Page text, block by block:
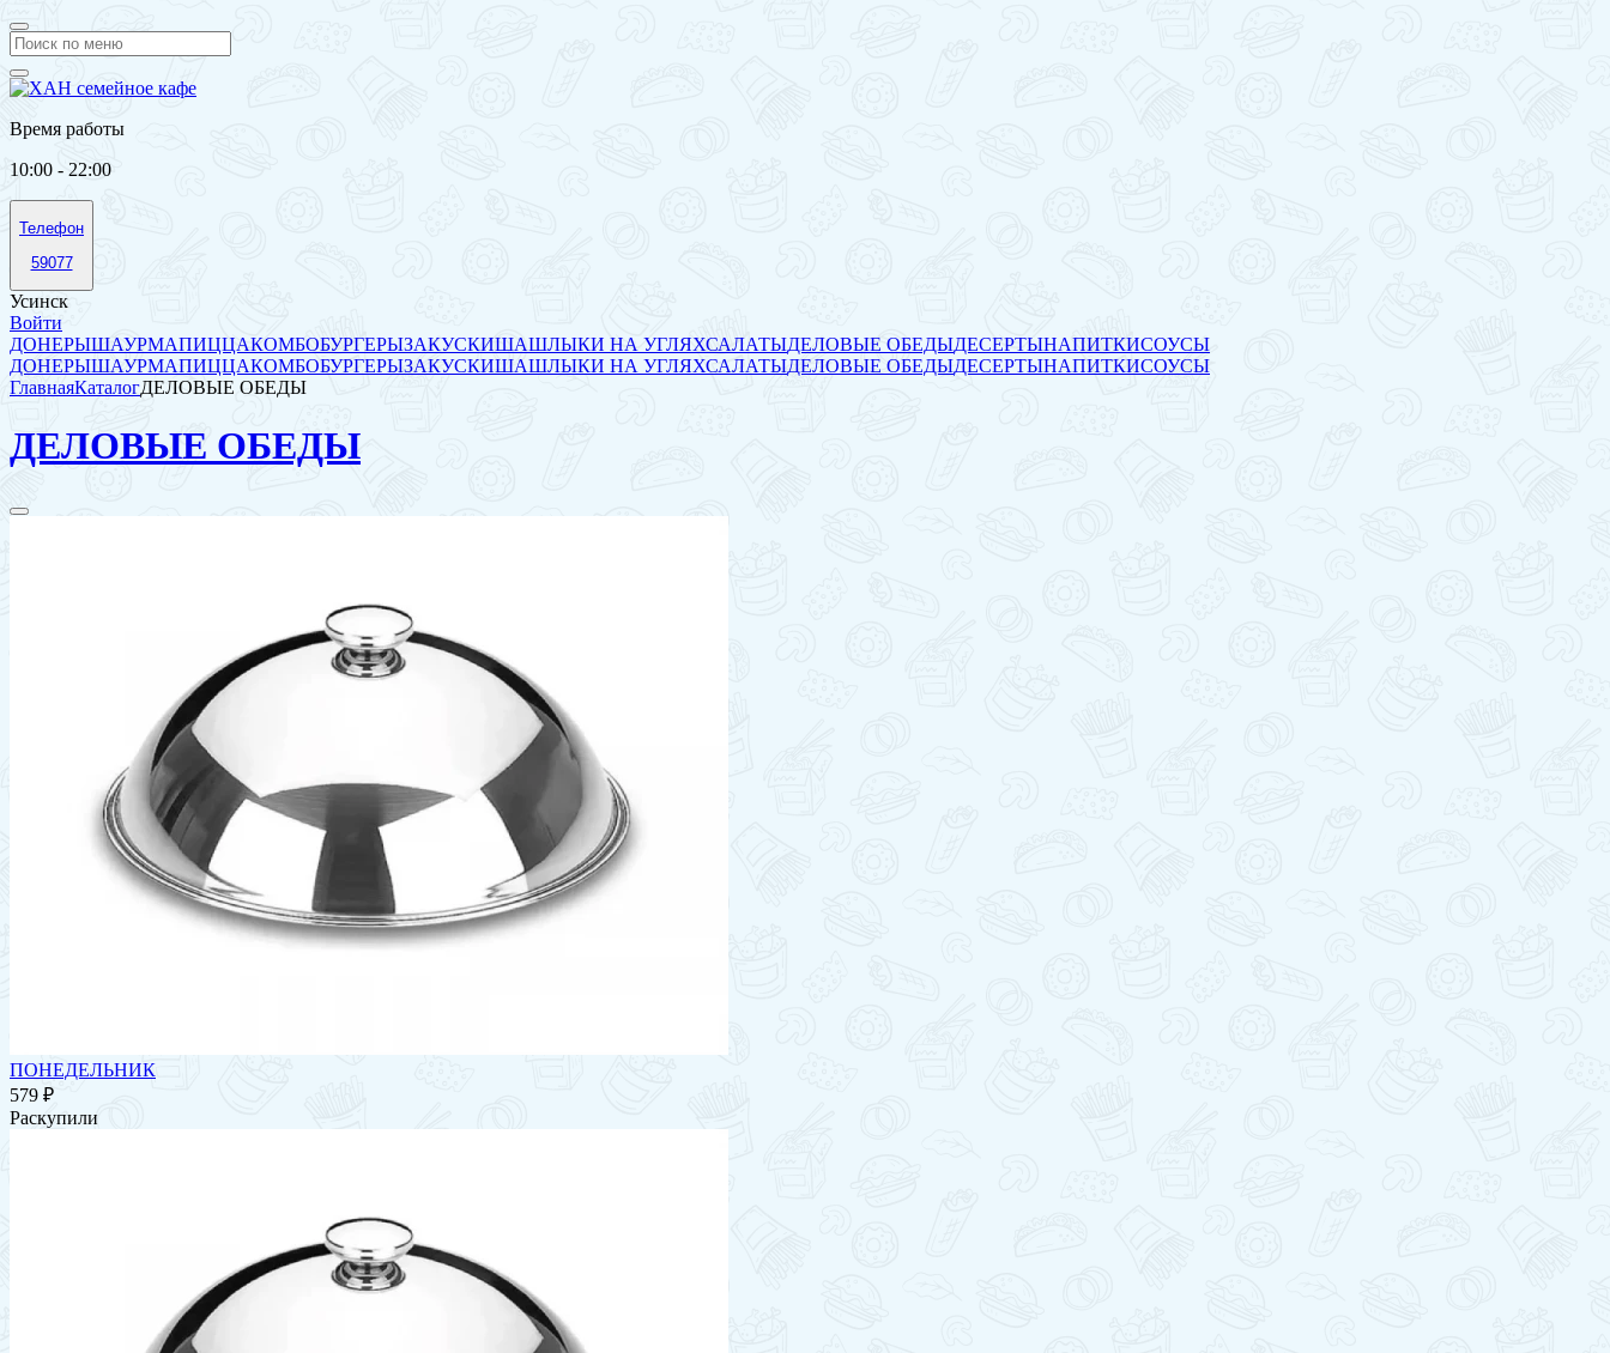
Время работы
10:00 - 22:00
Телефон
59077
Усинск
Войти
ДОНЕРЫШАУРМАПИЦЦАКОМБОБУРГЕРЫЗАКУСКИШАШЛЫКИ НА УГЛЯХСАЛАТЫДЕЛОВЫЕ ОБЕДЫДЕСЕРТЫНАПИТКИСОУСЫ
ДОНЕРЫШАУРМАПИЦЦАКОМБОБУРГЕРЫЗАКУСКИШАШЛЫКИ НА УГЛЯХСАЛАТЫДЕЛОВЫЕ ОБЕДЫДЕСЕРТЫНАПИТКИСОУСЫ
ГлавнаяКаталогДЕЛОВЫЕ ОБЕДЫ
ДЕЛОВЫЕ ОБЕДЫ
ПОНЕДЕЛЬНИК
579 ₽
Раскупили